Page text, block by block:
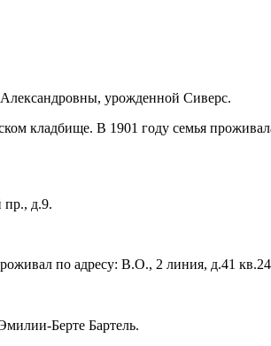
урожденной Сиверс.
кладбище. В 1901 году семья
пр., д.9.
по адресу: В.О., 2 линия, д.41
Берте Бартель.